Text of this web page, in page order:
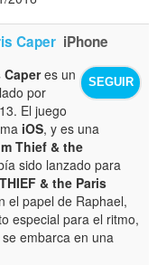
Caper iPhone
SEGUIR
Caperes un
por
El juego
iOS, y es una
Thief & the
sido lanzado para
& the Paris
el papel de Raphael,
especial para el ritmo,
embarca en una